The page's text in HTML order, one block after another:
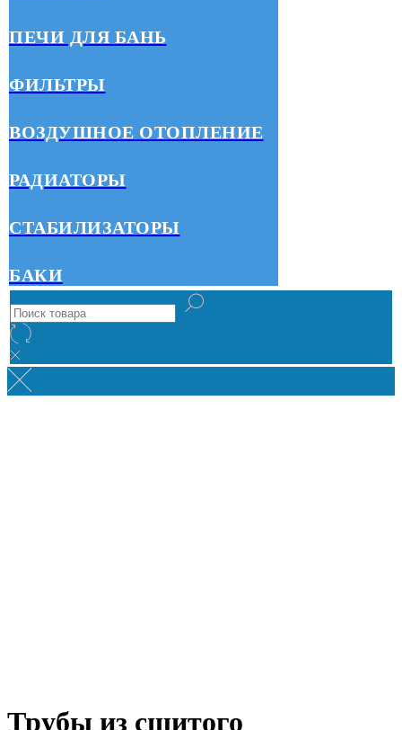
ПЕЧИ ДЛЯ БАНЬ
ФИЛЬТРЫ
ВОЗДУШНОЕ ОТОПЛЕНИЕ
РАДИАТОРЫ
СТАБИЛИЗАТОРЫ
БАКИ
Трубы из сшитого